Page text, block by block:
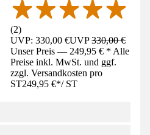
(2)
UVP: 330,00 €UVP330,00 €
Unser Preis — 249,95 € * Alle
Preise inkl. MwSt. und ggf.
zzgl. Versandkosten pro
ST249,95 €*/ ST